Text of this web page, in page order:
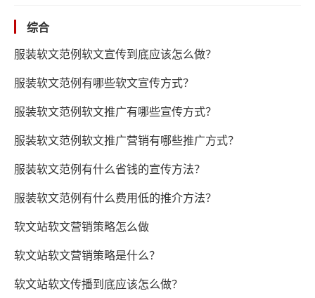
综合
服装软文范例软文宣传到底应该怎么做？
服装软文范例有哪些软文宣传方式？
服装软文范例软文推广有哪些宣传方式？
服装软文范例软文推广营销有哪些推广方式？
服装软文范例有什么省钱的宣传方法？
服装软文范例有什么费用低的推介方法？
软文站软文营销策略怎么做
软文站软文营销策略是什么？
软文站软文传播到底应该怎么做？